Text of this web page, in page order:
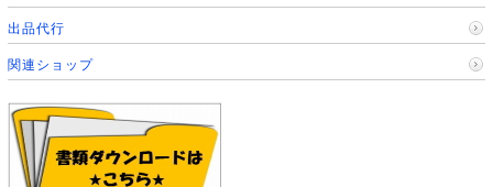
出品代行
関連ショップ